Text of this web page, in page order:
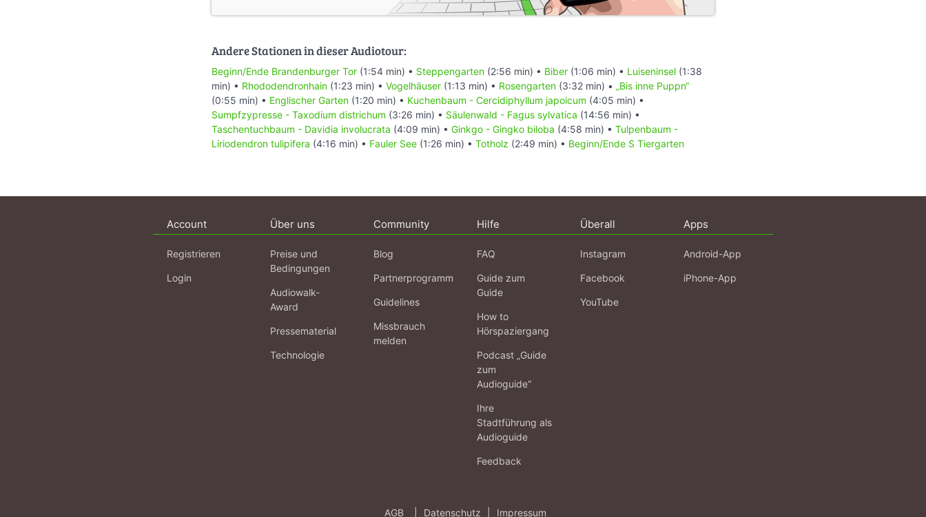
Andere Stationen in dieser Audiotour:
Beginn/Ende Brandenburger Tor (1:54 min) • Steppengarten (2:56 min) • Biber (1:06 min) • Luiseninsel (1:38
min) • Rhododendronhain (1:23 min) • Vogelhäuser (1:13 min) • Rosengarten (3:32 min) • „Bis inne Puppn“
(0:55 min) • Englischer Garten (1:20 min) • Kuchenbaum - Cercidiphyllum japoicum (4:05 min) •
Sumpfzypresse - Taxodium districhum (3:26 min) • Säulenwald - Fagus sylvatica (14:56 min) •
Taschentuchbaum - Davidia involucrata (4:09 min) • Ginkgo - Gingko biloba (4:58 min) • Tulpenbaum -
Liriodendron tulipifera (4:16 min) • Fauler See (1:26 min) • Totholz (2:49 min) • Beginn/Ende S Tiergarten
Account
Registrieren
Login
Über uns
Preise und
Bedingungen
Audiowalk-
Award
Pressematerial
Technologie
Community
Blog
Partnerprogramm
Guidelines
Missbrauch
melden
Hilfe
FAQ
Guide zum
Guide
How to
Hörspaziergang
Podcast „Guide
zum
Audioguide“
Ihre
Stadtführung als
Audioguide
Feedback
Überall
Instagram
Facebook
YouTube
Apps
Android-App
iPhone-App
AGB Datenschutz Impressum